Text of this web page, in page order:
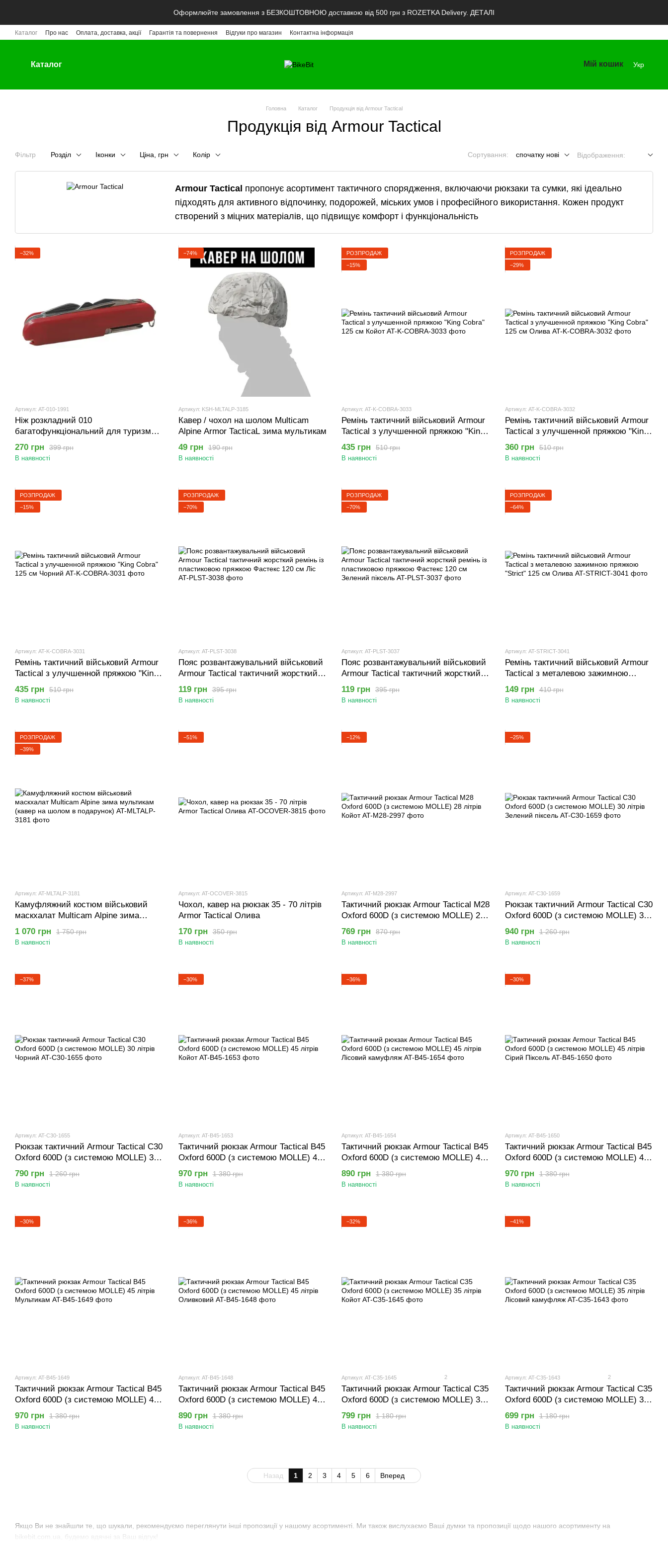
Оформлюйте замовлення з БЕЗКОШТОВНОЮ доставкою від 500 грн з ROZETKA Delivery. ДЕТАЛІ
Каталог Про нас Оплата, доставка, акції Гарантія та повернення Відгуки про магазин Контактна інформація
Каталог Мій кошик Укр
Головна Каталог Продукція від Armour Tactical
Продукція від Armour Tactical
Фільтр Розділ Іконки Ціна, грн Колір Сортування: спочатку нові Відображення:
Якщо Ви не знайшли те, що шукали, рекомендуємо переглянути інші пропозиції у нашому асортименті. Ми також вислухаємо Ваші думки та пропозиції щодо нашого асортименту на
bikebit.com.ua, будемо вдячні за Ваш відгук!
Armour Tactical пропонує асортимент тактичного спорядження, включаючи рюкзаки та сумки, які ідеально
підходять для активного відпочинку, подорожей, міських умов і професійного використання. Кожен продукт
створений з міцних матеріалів, що підвищує комфорт і функціональність
−32%
Артикул: AT-010-1991
Ніж розкладний 010
багатофункціональний для туризму
та кемпінгу Червоний
399 грн
270 грн
В наявності
−74%
Артикул: KSH-MLTALP-3185
Кавер / чохол на шолом Multicam
Alpine Armor TacticaL зима мультикам
190 грн
49 грн
В наявності
РОЗПРОДАЖ
−15%
Артикул: AT-K-COBRA-3033
Ремінь тактичний військовий Armour
Tactical з улучшенной пряжкою "King
Cobra" 125 см Койот
510 грн
435 грн
В наявності
РОЗПРОДАЖ
−29%
Артикул: AT-K-COBRA-3032
Ремінь тактичний військовий Armour
Tactical з улучшенной пряжкою "King
Cobra" 125 см Олива
510 грн
360 грн
В наявності
РОЗПРОДАЖ
−15%
Артикул: AT-K-COBRA-3031
Ремінь тактичний військовий Armour
Tactical з улучшенной пряжкою "King
Cobra" 125 см Чорний
510 грн
435 грн
В наявності
РОЗПРОДАЖ
−70%
Артикул: AT-PLST-3038
Пояс розвантажувальний військовий
Armour Tactical тактичний жорсткий
ремінь із пластиковою пряжкою
Фастекс 120 см Ліс
395 грн
119 грн
В наявності
РОЗПРОДАЖ
−70%
Артикул: AT-PLST-3037
Пояс розвантажувальний військовий
Armour Tactical тактичний жорсткий
ремінь із пластиковою пряжкою
Фастекс 120 см Зелений піксель
395 грн
119 грн
В наявності
РОЗПРОДАЖ
−64%
Артикул: AT-STRICT-3041
Ремінь тактичний військовий Armour
Tactical з металевою зажимною
пряжкою "Strict" 125 см Олива
410 грн
149 грн
В наявності
РОЗПРОДАЖ
−39%
Артикул: AT-MLTALP-3181
Камуфляжний костюм військовий
маскхалат Multicam Alpine зима
мультикам (кавер на шолом в
подарунок)
1 750 грн
1 070 грн
В наявності
−51%
Артикул: AT-OCOVER-3815
Чохол, кавер на рюкзак 35 - 70 літрів
Armor Tactical Олива
350 грн
170 грн
В наявності
−12%
Артикул: AT-M28-2997
Тактичний рюкзак Armour Tactical М28
Oxford 600D (з системою MOLLE) 28
літрів Койот
870 грн
769 грн
В наявності
−25%
Артикул: AT-C30-1659
Рюкзак тактичний Armour Tactical C30
Oxford 600D (з системою MOLLE) 30
літрів Зелений піксель
1 260 грн
940 грн
В наявності
−37%
Артикул: AT-C30-1655
Рюкзак тактичний Armour Tactical C30
Oxford 600D (з системою MOLLE) 30
літрів Чорний
1 260 грн
790 грн
В наявності
−30%
Артикул: AT-B45-1653
Тактичний рюкзак Armour Tactical B45
Oxford 600D (з системою MOLLE) 45
літрів Койот
1 380 грн
970 грн
В наявності
−36%
Артикул: AT-B45-1654
Тактичний рюкзак Armour Tactical B45
Oxford 600D (з системою MOLLE) 45
літрів Лісовий камуфляж
1 380 грн
890 грн
В наявності
−30%
Артикул: AT-B45-1650
Тактичний рюкзак Armour Tactical B45
Oxford 600D (з системою MOLLE) 45
літрів Сірий Піксель
1 380 грн
970 грн
В наявності
−30%
Артикул: AT-B45-1649
Тактичний рюкзак Armour Tactical B45
Oxford 600D (з системою MOLLE) 45
літрів Мультикам
1 380 грн
970 грн
В наявності
−36%
Артикул: AT-B45-1648
Тактичний рюкзак Armour Tactical B45
Oxford 600D (з системою MOLLE) 45
літрів Оливковий
1 380 грн
890 грн
В наявності
−32%
Артикул: AT-C35-1645 2
Тактичний рюкзак Armour Tactical C35
Oxford 600D (з системою MOLLE) 35
літрів Койот
1 180 грн
799 грн
В наявності
−41%
Артикул: AT-C35-1643 2
Тактичний рюкзак Armour Tactical C35
Oxford 600D (з системою MOLLE) 35
літрів Лісовий камуфляж
1 180 грн
699 грн
В наявності
Назад 1 2 3 4 5 6 Вперед